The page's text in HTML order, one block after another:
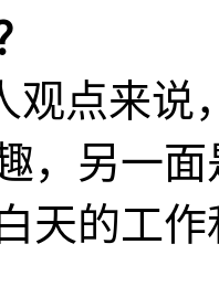
观点来说
，另一
天的工